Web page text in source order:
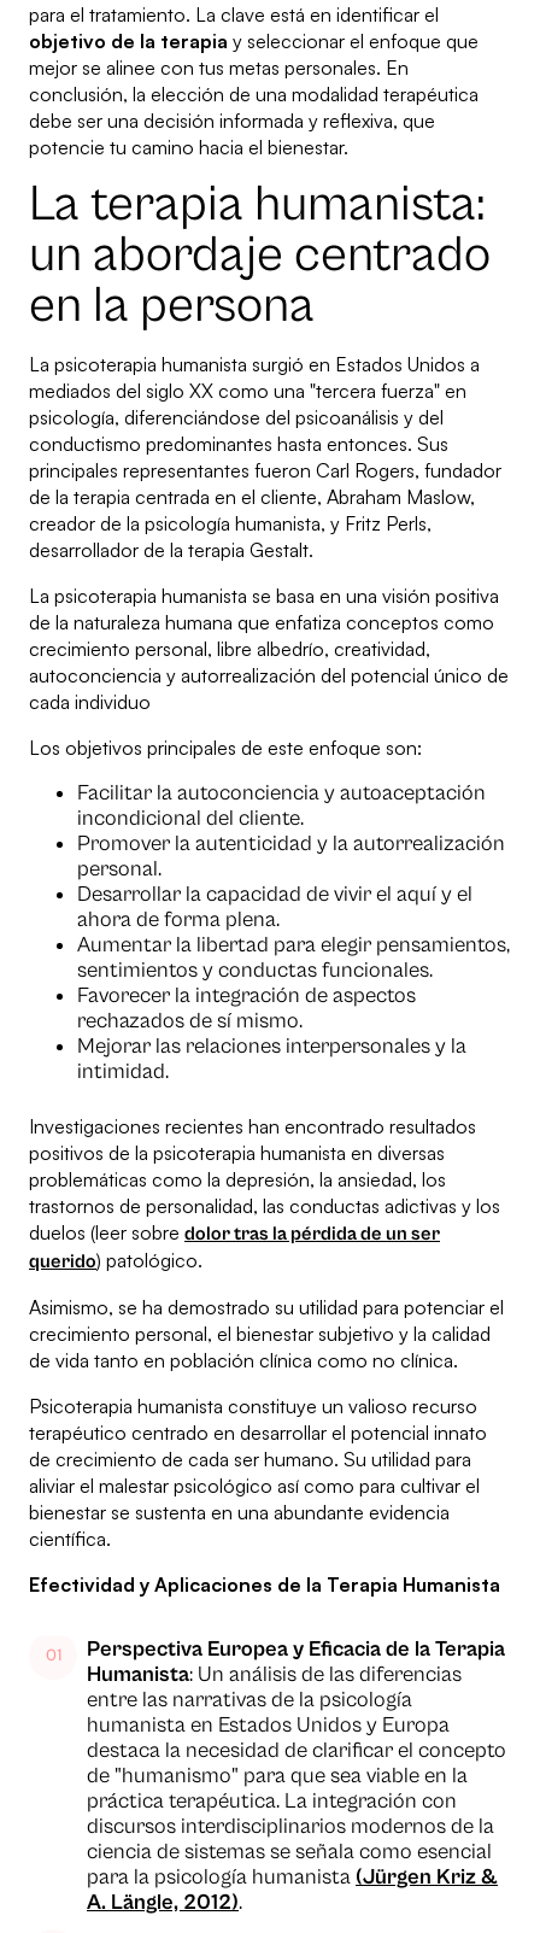
para el tratamiento. La clave está en identificar el
objetivo de la terapia y seleccionar el enfoque que
mejor se alinee con tus metas personales. En
conclusión, la elección de una modalidad terapéutica
debe ser una decisión informada y reflexiva, que
potencie tu camino hacia el bienestar.
La terapia humanista:
un abordaje centrado
en la persona
La psicoterapia humanista surgió en Estados Unidos a
mediados del siglo XX como una "tercera fuerza" en
psicología, diferenciándose del psicoanálisis y del
conductismo predominantes hasta entonces. Sus
principales representantes fueron Carl Rogers, fundador
de la terapia centrada en el cliente, Abraham Maslow,
creador de la psicología humanista, y Fritz Perls,
desarrollador de la terapia Gestalt.
La psicoterapia humanista se basa en una visión positiva
de la naturaleza humana que enfatiza conceptos como
crecimiento personal, libre albedrío, creatividad,
autoconciencia y autorrealización del potencial único de
cada individuo
Los objetivos principales de este enfoque son:
Facilitar la autoconciencia y autoaceptación
incondicional del cliente.
Promover la autenticidad y la autorrealización
personal.
Desarrollar la capacidad de vivir el aquí y el
ahora de forma plena.
Aumentar la libertad para elegir pensamientos,
sentimientos y conductas funcionales.
Favorecer la integración de aspectos
rechazados de sí mismo.
Mejorar las relaciones interpersonales y la
intimidad.
Investigaciones recientes han encontrado resultados
positivos de la psicoterapia humanista en diversas
problemáticas como la depresión, la ansiedad, los
trastornos de personalidad, las conductas adictivas y los
duelos (leer sobre dolor tras la pérdida de un ser
querido) patológico.
Asimismo, se ha demostrado su utilidad para potenciar el
crecimiento personal, el bienestar subjetivo y la calidad
de vida tanto en población clínica como no clínica.
Psicoterapia humanista constituye un valioso recurso
terapéutico centrado en desarrollar el potencial innato
de crecimiento de cada ser humano. Su utilidad para
aliviar el malestar psicológico así como para cultivar el
bienestar se sustenta en una abundante evidencia
científica.
Efectividad y Aplicaciones de la Terapia Humanista
Perspectiva Europea y Eficacia de la Terapia
Humanista: Un análisis de las diferencias
entre las narrativas de la psicología
humanista en Estados Unidos y Europa
destaca la necesidad de clarificar el concepto
de "humanismo" para que sea viable en la
práctica terapéutica. La integración con
discursos interdisciplinarios modernos de la
ciencia de sistemas se señala como esencial
para la psicología humanista (Jürgen Kriz &
A. Längle, 2012).